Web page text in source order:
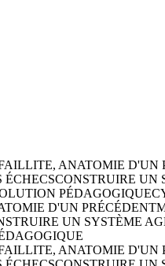
ANATOMIE D'UN
ÉCHECSCONSTRUIRE UN
PÉDAGOGIQUE
D'UN PRÉCÉDENT
UN SYSTÈME
ANATOMIE D'UN